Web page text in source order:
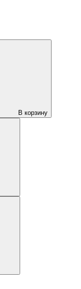
В корзину